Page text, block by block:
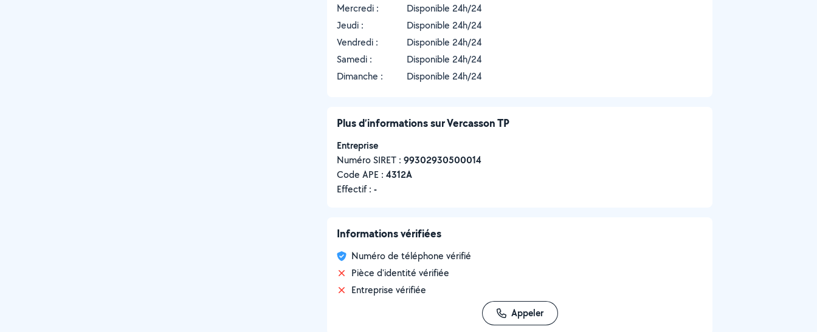
Mercredi :
Disponible 24h/24
Jeudi :
Disponible 24h/24
Vendredi :
Disponible 24h/24
Samedi :
Disponible 24h/24
Dimanche :
Disponible 24h/24
Plus d’informations sur Vercasson TP
Entreprise
Numéro SIRET : ‍99302930500014
Code APE : 4312A
Effectif : -
Informations vérifiées
Numéro de téléphone vérifié
Pièce d'identité vérifiée
Entreprise vérifiée
Appeler